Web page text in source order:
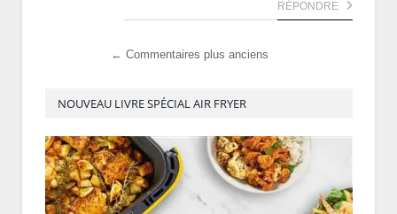
RÉPONDRE
← Commentaires plus anciens
NOUVEAU LIVRE SPÉCIAL AIR FRYER